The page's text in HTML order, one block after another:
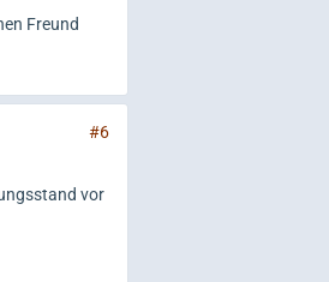
Freund
#6
vor